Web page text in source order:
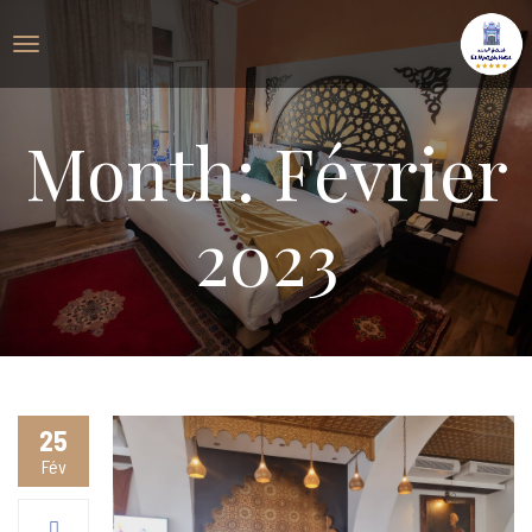
Month: Février
2023
25
Fév